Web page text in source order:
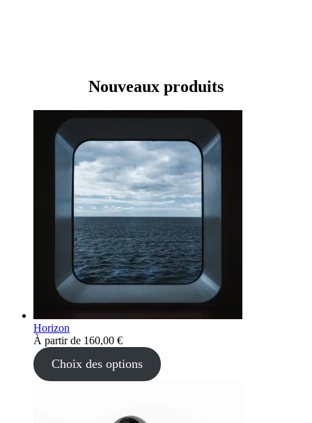
Nouveaux produits
Horizon
À partir de 160,00 €
Choix des options